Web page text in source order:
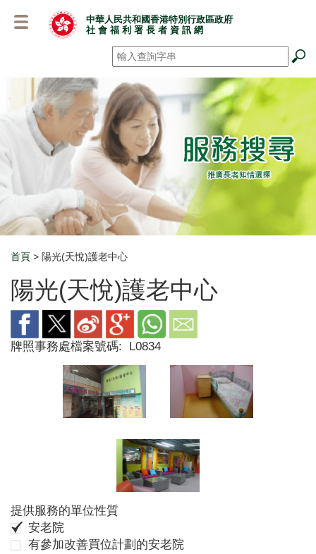
中華人民共和國香港特別行政區政府
社 會 福 利 署 長 者 資 訊 網
搜尋 *
Breadcrumb
首頁 > 陽光(天悅)護老中心
陽光(天悅)護老中心
牌照事務處檔案號碼: L0834
提供服務的單位性質
安老院
有參加改善買位計劃的安老院